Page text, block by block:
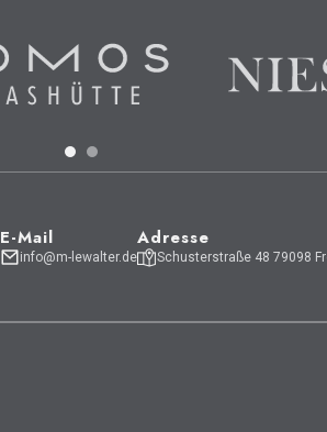
E-Mail
info@m-lewalter.de
Adresse
Schusterstraße 48 79098